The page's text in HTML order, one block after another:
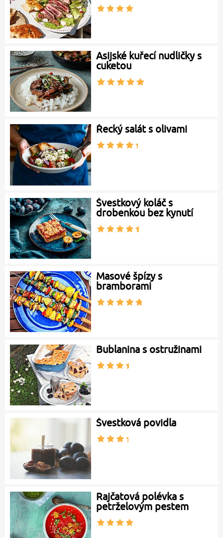
Asijské kuřecí nudličky s
cuketou
Řecký salát s olivami
Švestkový koláč s
drobenkou bez kynutí
Masové špízy s
bramborami
Bublanina s ostružinami
Švestková povidla
Rajčatová polévka s
petrželovým pestem